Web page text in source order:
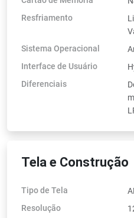
Resfriamento
Sistema Operacional
Interface de Usuário
Diferenciais
Tela e Construção
Tipo de Tela
Resolução